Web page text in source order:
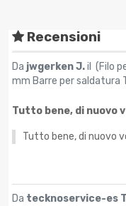
Recensioni
Da jwgerken J.il (Filo
mm Barre per saldatura
Tutto bene, di nuovo
Tutto bene, di nuovo
Da tecknoservice-es